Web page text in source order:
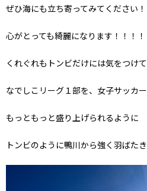
ぜひ海にも立ち寄ってみてください！
心がとっても綺麗になります！！！！
くれぐれもトンビだけには気をつけて
なでしこリーグ１部を、女子サッカー
もっともっと盛り上げられるように
トンビのように鴨川から強く羽ばた